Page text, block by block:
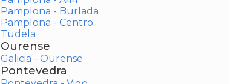
Pamplona - Burlada
Pamplona - Centro
Tudela
Ourense
Galicia - Ourense
Pontevedra